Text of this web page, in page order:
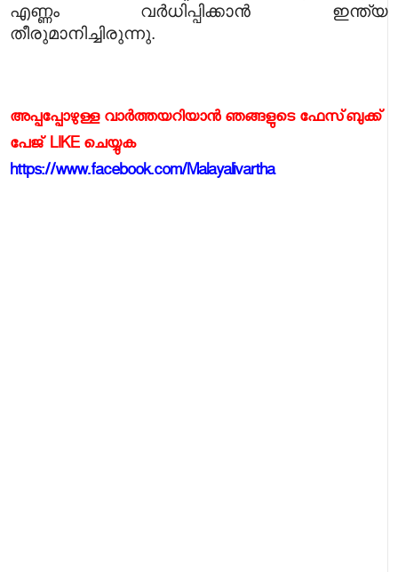
എണ്ണം വർധിപ്പിക്കാൻ ഇന്ത്യ
തീരുമാനിച്ചിരുന്നു.
അപ്പപ്പോഴുള്ള വാര്‍ത്തയറിയാന്‍ ഞങ്ങളുടെ ഫേസ്‌ബുക്ക്‌
പേജ് LIKE ചെയ്യുക
https://www.facebook.com/Malayalivartha